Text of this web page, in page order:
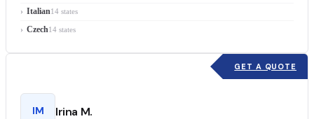
Italian14 states
Czech14 states
GET A QUOTE
IM Irina M.